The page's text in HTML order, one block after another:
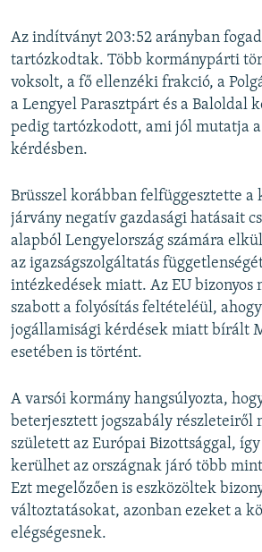
Az indítványt 203:52 arányban
tartózkodtak. Több kormánypárti
voksolt, a fő ellenzéki frakció, a
a Lengyel Parasztpárt és a Baloldal
pedig tartózkodott, ami jól mutatja a
kérdésben.
Brüsszel korábban felfüggesztette a
járvány negatív gazdasági hatásait
alapból Lengyelország számára
az igazságszolgáltatás
intézkedések miatt. Az EU bizonyos
szabott a folyósítás feltételéül,
jogállamisági kérdések miatt bírált
esetében is történt.
A varsói kormány hangsúlyozta,
beterjesztett jogszabály részleteiről
született az Európai Bizottsággal,
kerülhet az országnak járó több
Ezt megelőzően is eszközöltek
változtatásokat, azonban ezeket a
elégségesnek.